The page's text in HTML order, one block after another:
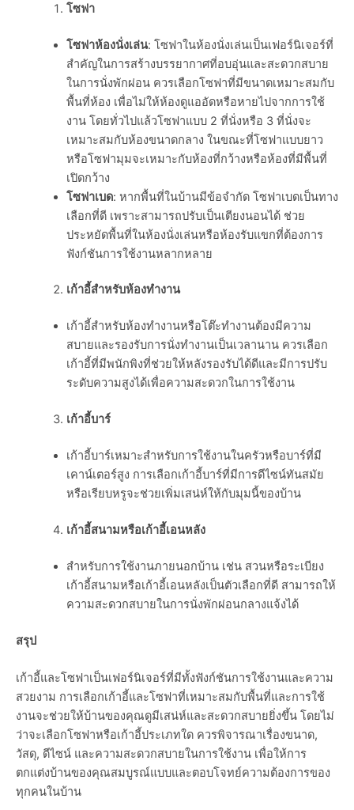
โซฟา
โซฟาห้องนั่งเล่น: โซฟาในห้องนั่งเล่นเป็นเฟอร์นิเจอร์ที่
สำคัญในการสร้างบรรยากาศที่อบอุ่นและสะดวกสบาย
ในการนั่งพักผ่อน ควรเลือกโซฟาที่มีขนาดเหมาะสมกับ
พื้นที่ห้อง เพื่อไม่ให้ห้องดูแออัดหรือหายไปจากการใช้
งาน โดยทั่วไปแล้วโซฟาแบบ 2 ที่นั่งหรือ 3 ที่นั่งจะ
เหมาะสมกับห้องขนาดกลาง ในขณะที่โซฟาแบบยาว
หรือโซฟามุมจะเหมาะกับห้องที่กว้างหรือห้องที่มีพื้นที่
เปิดกว้าง
โซฟาเบด: หากพื้นที่ในบ้านมีข้อจำกัด โซฟาเบดเป็นทาง
เลือกที่ดี เพราะสามารถปรับเป็นเตียงนอนได้ ช่วย
ประหยัดพื้นที่ในห้องนั่งเล่นหรือห้องรับแขกที่ต้องการ
ฟังก์ชันการใช้งานหลากหลาย
เก้าอี้สำหรับห้องทำงาน
เก้าอี้สำหรับห้องทำงานหรือโต๊ะทำงานต้องมีความ
สบายและรองรับการนั่งทำงานเป็นเวลานาน ควรเลือก
เก้าอี้ที่มีพนักพิงที่ช่วยให้หลังรองรับได้ดีและมีการปรับ
ระดับความสูงได้เพื่อความสะดวกในการใช้งาน
เก้าอี้บาร์
เก้าอี้บาร์เหมาะสำหรับการใช้งานในครัวหรือบาร์ที่มี
เคาน์เตอร์สูง การเลือกเก้าอี้บาร์ที่มีการดีไซน์ทันสมัย
หรือเรียบหรูจะช่วยเพิ่มเสน่ห์ให้กับมุมนี้ของบ้าน
เก้าอี้สนามหรือเก้าอี้เอนหลัง
สำหรับการใช้งานภายนอกบ้าน เช่น สวนหรือระเบียง
เก้าอี้สนามหรือเก้าอี้เอนหลังเป็นตัวเลือกที่ดี สามารถให้
ความสะดวกสบายในการนั่งพักผ่อนกลางแจ้งได้
สรุป
เก้าอี้และโซฟาเป็นเฟอร์นิเจอร์ที่มีทั้งฟังก์ชันการใช้งานและความ
สวยงาม การเลือกเก้าอี้และโซฟาที่เหมาะสมกับพื้นที่และการใช้
งานจะช่วยให้บ้านของคุณดูมีเสน่ห์และสะดวกสบายยิ่งขึ้น โดยไม่
ว่าจะเลือกโซฟาหรือเก้าอี้ประเภทใด ควรพิจารณาเรื่องขนาด,
วัสดุ, ดีไซน์ และความสะดวกสบายในการใช้งาน เพื่อให้การ
ตกแต่งบ้านของคุณสมบูรณ์แบบและตอบโจทย์ความต้องการของ
ทุกคนในบ้าน